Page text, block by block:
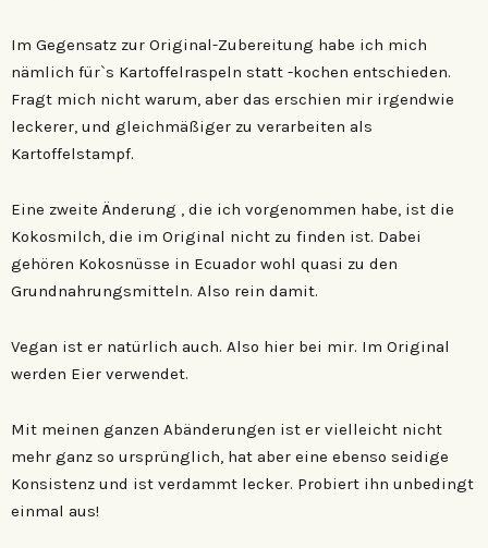
Im Gegensatz zur Original-Zubereitung habe ich mich
nämlich für`s Kartoffelraspeln statt -kochen entschieden.
Fragt mich nicht warum, aber das erschien mir irgendwie
leckerer, und gleichmäßiger zu verarbeiten als
Kartoffelstampf.
Eine zweite Änderung , die ich vorgenommen habe, ist die
Kokosmilch, die im Original nicht zu finden ist. Dabei
gehören Kokosnüsse in Ecuador wohl quasi zu den
Grundnahrungsmitteln. Also rein damit.
Vegan ist er natürlich auch. Also hier bei mir. Im Original
werden Eier verwendet.
Mit meinen ganzen Abänderungen ist er vielleicht nicht
mehr ganz so ursprünglich, hat aber eine ebenso seidige
Konsistenz und ist verdammt lecker. Probiert ihn unbedingt
einmal aus!